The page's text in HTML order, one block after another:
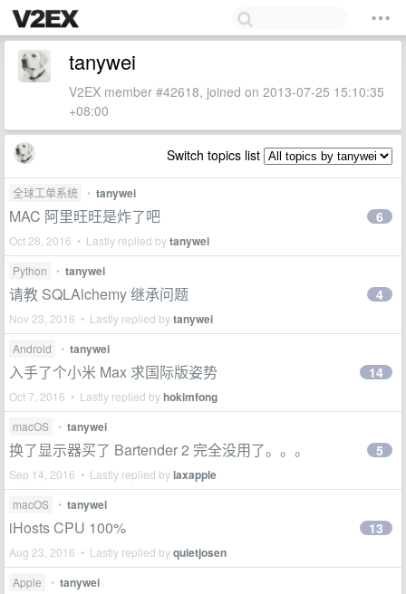
tanywei
V2EX member #42618, joined on 2013-07-25 15:10:35
+08:00
Switch topics list
全球工单系统 • tanywei
MAC 阿里旺旺是炸了吧
Oct 28, 2016 • Lastly replied bytanywei
6
Python • tanywei
请教 SQLAlchemy 继承问题
Nov 23, 2016 • Lastly replied bytanywei
4
Android • tanywei
入手了个小米 Max 求国际版姿势
Oct 7, 2016 • Lastly replied byhokimfong
14
macOS • tanywei
换了显示器买了 Bartender 2 完全没用了。。。
Sep 14, 2016 • Lastly replied bylaxapple
5
macOS • tanywei
iHosts CPU 100%
Aug 23, 2016 • Lastly replied byquietjosen
13
Apple • tanywei